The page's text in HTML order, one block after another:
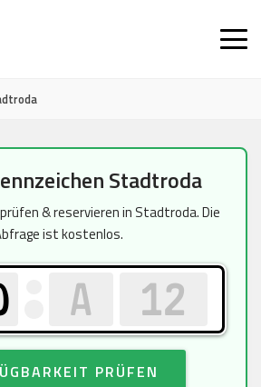
Stadtroda
& reservieren in Stadtroda. Die
ist kostenlos.
PRÜFEN